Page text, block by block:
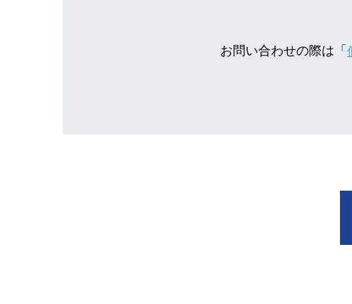
お問い合わせの際は「